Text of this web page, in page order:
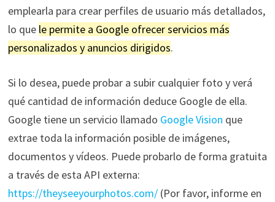
emplearla para crear perfiles de usuario más detallados,
lo que le permite a Google ofrecer servicios más
personalizados y anuncios dirigidos.
Si lo desea, puede probar a subir cualquier foto y verá
qué cantidad de información deduce Google de ella.
Google tiene un servicio llamado Google Vision que
extrae toda la información posible de imágenes,
documentos y vídeos. Puede probarlo de forma gratuita
a través de esta API externa:
https://theyseeyourphotos.com/(Por favor, informe en